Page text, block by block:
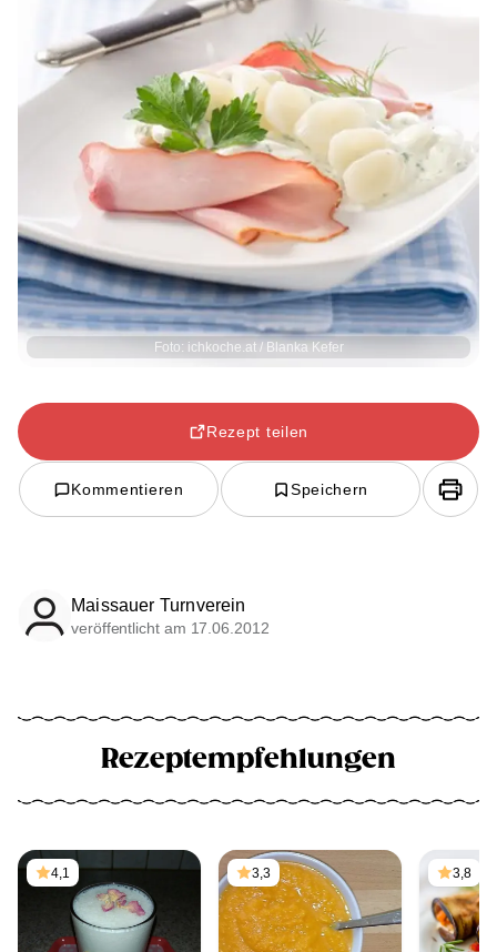
Foto: ichkoche.at / Blanka Kefer
Rezept teilen
Kommentieren Speichern
Maissauer Turnverein
veröffentlicht am 17.06.2012
Rezeptempfehlungen
4,1 3,3 3,8